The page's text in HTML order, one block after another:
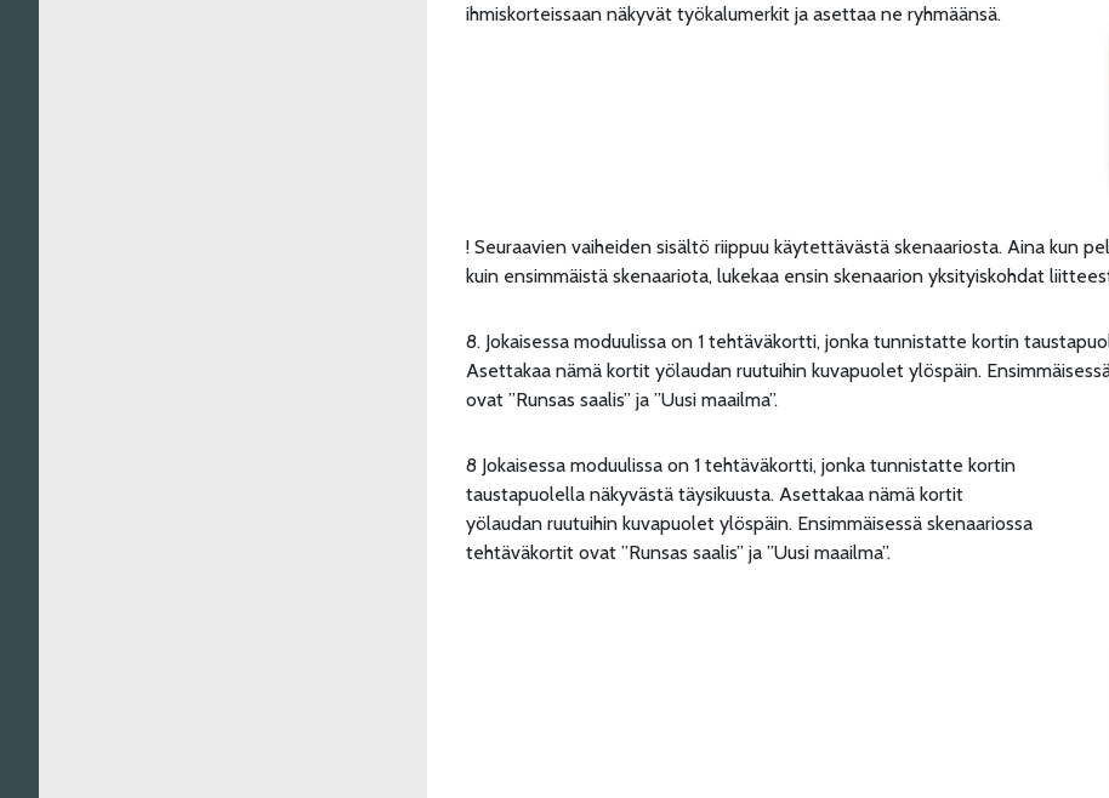
ihmiskorteissaan näkyvät työkalumerkit ja asettaa ne ryhmäänsä.
! Seuraavien vaiheiden sisältö riippuu käytettävästä skenaariosta. Aina kun
kuin ensimmäistä skenaariota, lukekaa ensin skenaarion yksityiskohdat
8. Jokaisessa moduulissa on 1 tehtäväkortti, jonka tunnistatte kortin
Asettakaa nämä kortit yölaudan ruutuihin kuvapuolet ylöspäin.
ovat ”Runsas saalis” ja ”Uusi maailma”.
8 Jokaisessa moduulissa on 1 tehtäväkortti, jonka tunnistatte kortin
taustapuolella näkyvästä täysikuusta. Asettakaa nämä kortit
yölaudan ruutuihin kuvapuolet ylöspäin. Ensimmäisessä skenaariossa
tehtäväkortit ovat ”Runsas saalis” ja ”Uusi maailma”.